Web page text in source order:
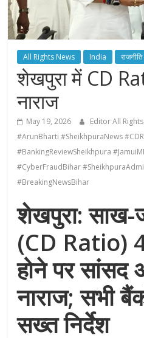
All Rights News India राजनीति
शेखपुरा में CD
नाराज
May 19, 2026 Editor All Rights
#ArunBharti #SheikhpuraNews
#BankingReviewSheikhpura
#CyberFraudBihar
#BreakingNewsBihar
शेखपुरा: साख-
(CD Ratio)
होने पर सांसद
नाराज; सभी
सख्त निर्देश